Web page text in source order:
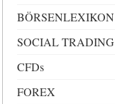
BÖRSENLEXIKON
SOCIAL TRADING
CFDs
FOREX